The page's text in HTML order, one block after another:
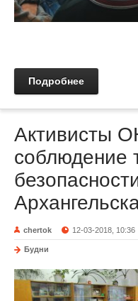
Подробнее
Активисты
соблюдение
chertok 12-03-2018, 10:36
Будни